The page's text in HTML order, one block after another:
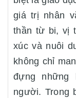
giá trị nhân
thần từ bi, vị
xúc và nuôi
không chỉ
đựng những
người. Trong